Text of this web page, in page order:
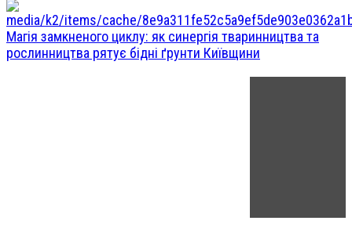
Магія замкненого циклу: як синергія тваринництва та
рослинництва рятує бідні ґрунти Київщини